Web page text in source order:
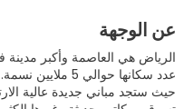
عن الوجهة
الرياض هي العاصمة وأكبر مدينة
عدد سكانها
حيث ستجد مباني جديدة عالية